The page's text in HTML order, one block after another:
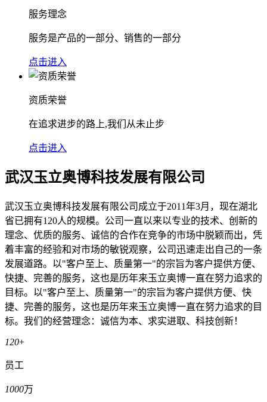
服务理念
服务是产品的一部分、销售的一部分
点击进入
资质荣誉
在追求进步的路上,我们从未止步
点击进入
武汉玉立奥博科技发展有限公司
武汉玉立奥博科技发展有限公司成立于2011年3月，现在湖北
省已拥有120人的规模。公司一直以来以专业的技术、创新的
理念、优质的服务、诚信的合作在竞争的市场中脱颖而出，凭
着丰富的经验和对市场的敏锐观察，公司迅速走出自己的一条
发展道路。以"客户至上、质量第一"的宗旨为客户提供方便、
快捷、完善的服务，这也是历年来玉立奥博一直在努力追求的
目标。以"客户至上、质量第一"的宗旨为客户提供方便、快
捷、完善的服务，这也是历年来玉立奥博一直在努力追求的目
标。我们的经营理念：诚信为本、求实进取、科技创新！
120+
员工
1000万